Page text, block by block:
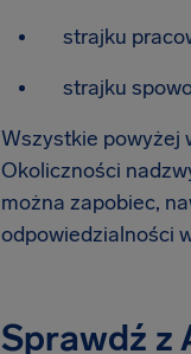
strajku
strajku
Wszystkie powyżej
Okoliczności
można zapobiec,
odpowiedzialności
Sprawdź z